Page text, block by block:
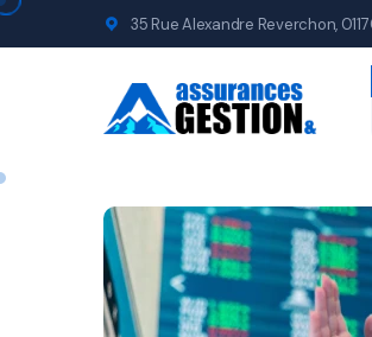
35 Rue Alexandre Reverchon,